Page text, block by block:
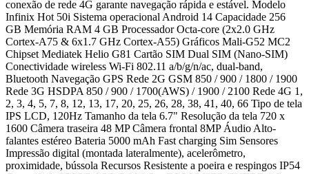
conexão de rede 4G garante navegação rápida e estável. Modelo
Infinix Hot 50i Sistema operacional Android 14 Capacidade 256
GB Memória RAM 4 GB Processador Octa-core (2x2.0 GHz
Cortex-A75 & 6x1.7 GHz Cortex-A55) Gráficos Mali-G52 MC2
Chipset Mediatek Helio G81 Cartão SIM Dual SIM (Nano-SIM)
Conectividade wireless Wi-Fi 802.11 a/b/g/n/ac, dual-band,
Bluetooth Navegação GPS Rede 2G GSM 850 / 900 / 1800 / 1900
Rede 3G HSDPA 850 / 900 / 1700(AWS) / 1900 / 2100 Rede 4G 1,
2, 3, 4, 5, 7, 8, 12, 13, 17, 20, 25, 26, 28, 38, 41, 40, 66 Tipo de tela
IPS LCD, 120Hz Tamanho da tela 6.7" Resolução da tela 720 x
1600 Câmera traseira 48 MP Câmera frontal 8MP Áudio Alto-
falantes estéreo Bateria 5000 mAh Fast charging Sim Sensores
Impressão digital (montada lateralmente), acelerômetro,
proximidade, bússola Recursos Resistente a poeira e respingos IP54